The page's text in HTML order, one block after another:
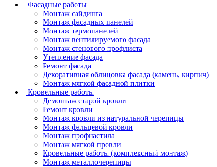
Фасадные работы
Монтаж сайдинга
Монтаж фасадных панелей
Монтаж термопанелей
Монтаж вентилируемого фасада
Монтаж стенового профлиста
Утепление фасада
Ремонт фасада
Декоративная облицовка фасада (камень, кирпич)
Монтаж мягкой фасадной плитки
Кровельные работы
Демонтаж старой кровли
Ремонт кровли
Монтаж кровли из натуральной черепицы
Монтаж фальцевой кровли
Монтаж профнастила
Монтаж мягкой провли
Кровельные работы (комплексный монтаж)
Монтаж металлочерепицы